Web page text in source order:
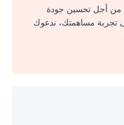
من أجل تحسين جودة
تجربة مساهمتك، ندعوك